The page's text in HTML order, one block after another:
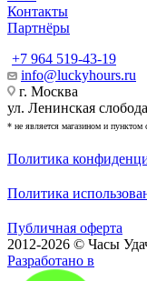
Контакты
Партнёры
+7 964 519-43-19
info@luckyhours.ru
г. Москва
ул. Ленинская
* не является магазином и пунктом
Политика
Политика
Публичная оферта
2012-2026 © Часы
Разработано в